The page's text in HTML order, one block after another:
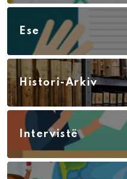
Ese
Histori-Arkiv
Intervistë